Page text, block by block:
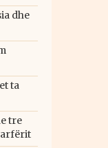
dhe
ta
tre